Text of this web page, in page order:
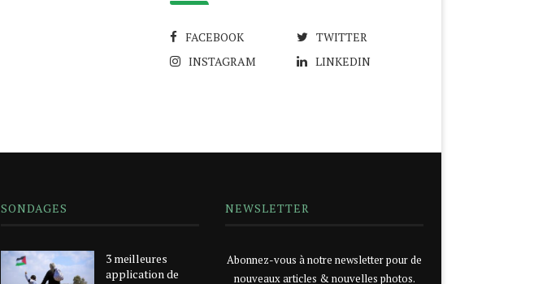
FACEBOOK
TWITTER
INSTAGRAM
LINKEDIN
SONDAGES
3 meilleures
application de
NEWSLETTER
Abonnez-vous à notre newsletter pour de
nouveaux articles & nouvelles photos.